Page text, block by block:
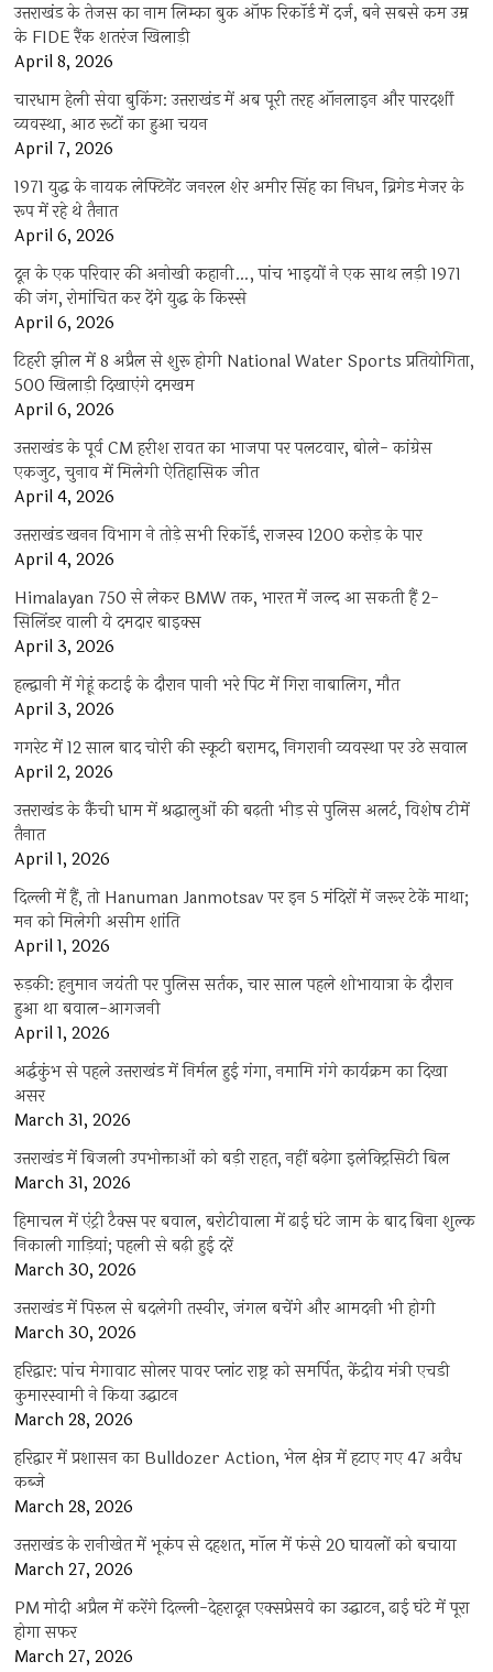
उत्तराखंड के तेजस का नाम लिम्का बुक ऑफ रिकॉर्ड में दर्ज, बने सबसे कम उम्र
के FIDE रैंक शतरंज खिलाड़ी
April 8, 2026
चारधाम हेली सेवा बुकिंग: उत्तराखंड में अब पूरी तरह ऑनलाइन और पारदर्शी
व्यवस्था, आठ रूटों का हुआ चयन
April 7, 2026
1971 युद्ध के नायक लेफ्टिनेंट जनरल शेर अमीर सिंह का निधन, ब्रिगेड मेजर के
रूप में रहे थे तैनात
April 6, 2026
दून के एक परिवार की अनोखी कहानी…, पांच भाइयों ने एक साथ लड़ी 1971
की जंग, रोमांचित कर देंगे युद्ध के किस्से
April 6, 2026
टिहरी झील में 8 अप्रैल से शुरू होगी National Water Sports प्रतियोगिता,
500 खिलाड़ी दिखाएंगे दमखम
April 6, 2026
उत्तराखंड के पूर्व CM हरीश रावत का भाजपा पर पलटवार, बोले- कांग्रेस
एकजुट, चुनाव में मिलेगी ऐतिहासिक जीत
April 4, 2026
उत्तराखंड खनन विभाग ने तोड़े सभी रिकॉर्ड, राजस्व 1200 करोड़ के पार
April 4, 2026
Himalayan 750 से लेकर BMW तक, भारत में जल्द आ सकती हैं 2-
सिलिंडर वाली ये दमदार बाइक्स
April 3, 2026
हल्द्वानी में गेहूं कटाई के दौरान पानी भरे पिट में गिरा नाबालिग, मौत
April 3, 2026
गगरेट में 12 साल बाद चोरी की स्कूटी बरामद, निगरानी व्यवस्था पर उठे सवाल
April 2, 2026
उत्तराखंड के कैंची धाम में श्रद्धालुओं की बढ़ती भीड़ से पुलिस अलर्ट, विशेष टीमें
तैनात
April 1, 2026
दिल्ली में हैं, तो Hanuman Janmotsav पर इन 5 मंदिरों में जरूर टेकें माथा;
मन को मिलेगी असीम शांति
April 1, 2026
रुड़की: हनुमान जयंती पर पुलिस सर्तक, चार साल पहले शोभायात्रा के दौरान
हुआ था बवाल-आगजनी
April 1, 2026
अर्द्धकुंभ से पहले उत्तराखंड में निर्मल हुई गंगा, नमामि गंगे कार्यक्रम का दिखा
असर
March 31, 2026
उत्तराखंड में बिजली उपभोक्ताओं को बड़ी राहत, नहीं बढ़ेगा इलेक्ट्रिसिटी बिल
March 31, 2026
हिमाचल में एंट्री टैक्स पर बवाल, बरोटीवाला में ढाई घंटे जाम के बाद बिना शुल्क
निकाली गाड़ियां; पहली से बढ़ी हुई दरें
March 30, 2026
उत्तराखंड में पिरुल से बदलेगी तस्वीर, जंगल बचेंगे और आमदनी भी होगी
March 30, 2026
हरिद्वार: पांच मेगावाट सोलर पावर प्लांट राष्ट्र को समर्पित, केंद्रीय मंत्री एचडी
कुमारस्वामी ने किया उद्घाटन
March 28, 2026
हरिद्वार में प्रशासन का Bulldozer Action, भेल क्षेत्र में हटाए गए 47 अवैध
कब्जे
March 28, 2026
उत्तराखंड के रानीखेत में भूकंप से दहशत, मॉल में फंसे 20 घायलों को बचाया
March 27, 2026
PM मोदी अप्रैल में करेंगे दिल्ली-देहरादून एक्सप्रेसवे का उद्घाटन, ढाई घंटे में पूरा
होगा सफर
March 27, 2026